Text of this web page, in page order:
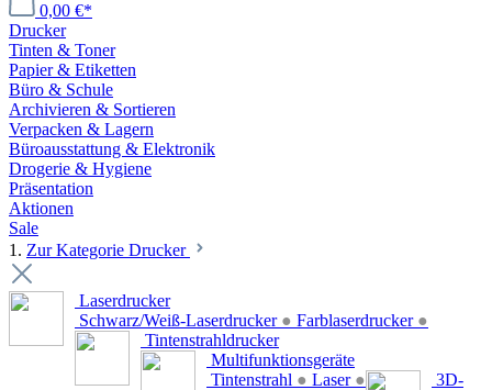
0,00 €*
Drucker
Tinten & Toner
Papier & Etiketten
Büro & Schule
Archivieren & Sortieren
Verpacken & Lagern
Büroausstattung & Elektronik
Drogerie & Hygiene
Präsentation
Aktionen
Sale
1. Zur Kategorie Drucker
Laserdrucker
Schwarz/Weiß-Laserdrucker ● Farblaserdrucker ●
Tintenstrahldrucker
Multifunktionsgeräte
Tintenstrahl ● Laser ● 3D-